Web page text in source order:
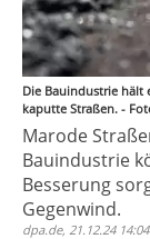
Die Bauindustrie hält
kaputte Straßen. -
Marode
Bauindustrie
Besserung
Gegenwind.
dpa.de, 21.12.24